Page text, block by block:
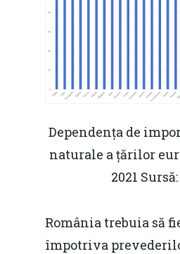
Dependența de
naturale a țărilor
2021
România trebuia să
împotriva